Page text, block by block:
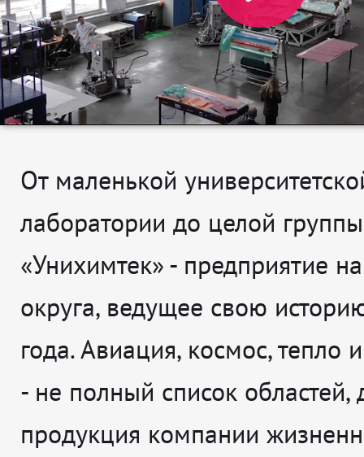
От маленькой
лаборатории до целой
«Унихимтек» - предприятие
округа, ведущее свою
года. Авиация, космос, тепло
- не полный список областей,
продукция компании